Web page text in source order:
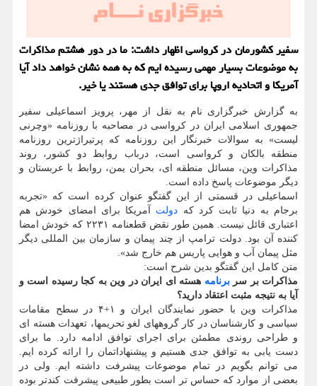
سفیر کشورمان در کرواسی اظهار داشت: ما در دور هشتم مذاکرات
به موضوعات بسیار مهمی رسیده ایم که به همه نشان خواهد داد آیا
آمریکا و اتحادیه اروپا برای توافق جدی هستند یا خیر.
به گزارش خبرگزاری نام به نقل از مهر، پرویز اسماعیلی سفیر
جمهوری اسلامی ایران در کرواسی در مصاحبه با روزنامه «وچرنی
لیست» به سوالات خبرنگار این روزنامه که پرتیراژترین روزنامه
منطقه بالکان و کرواسی است، درباب روابط دو کشور، روند
مذاکرات وین، مسائل منطقه ای، بحران یمن، روابط با عربستان و
دیگر موضوعات پاسخ داده است.
اسماعیلی در قسمتی از این گفتگو عنوان کرده است که «تجربه
برجام به دنیا ثابت کرد که دولت آمریکا برای امضای خودش هم
اعتباری قائل نیست. همین طور نقض قطعنامه ۲۲۳۱ که خودش امضا
کننده آن بود. دولت ترامپ از چند پیمان و سازمان بین المللی دیگر
مثل پیمان آب و هوایی پاریس هم خارج شد».
متن کامل این گفتگو بدین شرح است:
مذاکرات بر سربرنامه هسته ای ایران در وین به کجا رسیده است و
آیا به نتیجه مثبت اعتقاد دارید؟
مذاکرات وین با حضور نمایندگان ایران و ۱+۴ در سطح مقامات
سیاسی و کارشناسان در کار گروههای لغو تحریمها، تعهدات هسته ای
و طراحی روندی مطمئن برای اجرای توافق ادامه دارد. ما برای
دست یابی به توافق جدی هستیم و پیشنهاداتمان را ارائه کرده ایم.
می توانم بگویم در تمام موضوعات پیشرفت داشته ایم. ولی در
بعضی از موارد که حساس تر است بطور طبیعی پیشرفت کندتر بوده